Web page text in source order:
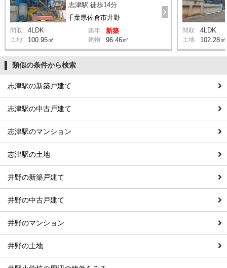
千葉県佐倉市井野
志津駅 徒歩14分
間取 4LDK 築年 新築
土地 100.95㎡ 建物 96.46㎡
間取 4LDK
土地 102.28㎡
類似の条件から検索
志津駅の新築戸建て
志津駅の中古戸建て
志津駅のマンション
志津駅の土地
井野の新築戸建て
井野の中古戸建て
井野のマンション
井野の土地